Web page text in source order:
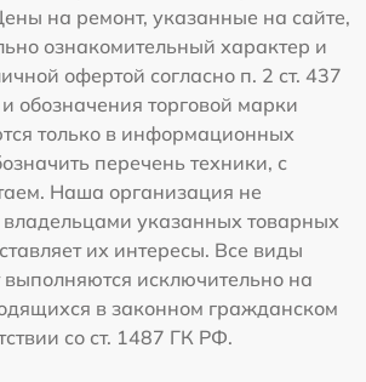
на ремонт, указанные на сайте,
ознакомительный характер и
офертой согласно п. 2 ст. 437
обозначения торговой марки
только в информационных
перечень техники, с
Наша организация не
указанных товарных
их интересы. Все виды
исключительно на
в законном гражданском
со ст. 1487 ГК РФ.